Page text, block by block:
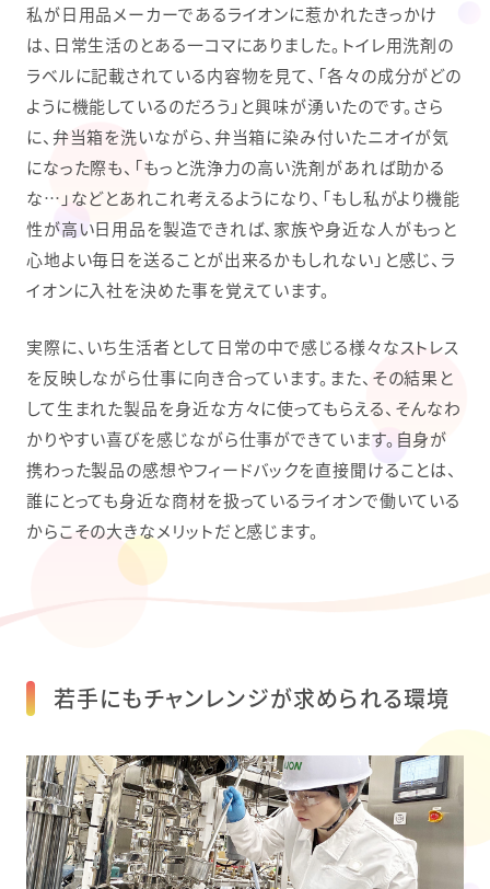
私が日用品メーカーであるライオンに惹かれたきっかけ
は、日常生活のとある一コマにありました。トイレ用洗剤の
ラベルに記載されている内容物を見て、「各々の成分がどの
ように機能しているのだろう」と興味が湧いたのです。さら
に、弁当箱を洗いながら、弁当箱に染み付いたニオイが気
になった際も、「もっと洗浄力の高い洗剤があれば助かる
な…」などとあれこれ考えるようになり、「もし私がより機能
性が高い日用品を製造できれば、家族や身近な人がもっと
心地よい毎日を送ることが出来るかもしれない」と感じ、ラ
イオンに入社を決めた事を覚えています。
実際に、いち生活者として日常の中で感じる様々なストレス
を反映しながら仕事に向き合っています。また、その結果と
して生まれた製品を身近な方々に使ってもらえる、そんなわ
かりやすい喜びを感じながら仕事ができています。自身が
携わった製品の感想やフィードバックを直接聞けることは、
誰にとっても身近な商材を扱っているライオンで働いている
からこその大きなメリットだと感じます。
若手にもチャンレンジが求められる環境